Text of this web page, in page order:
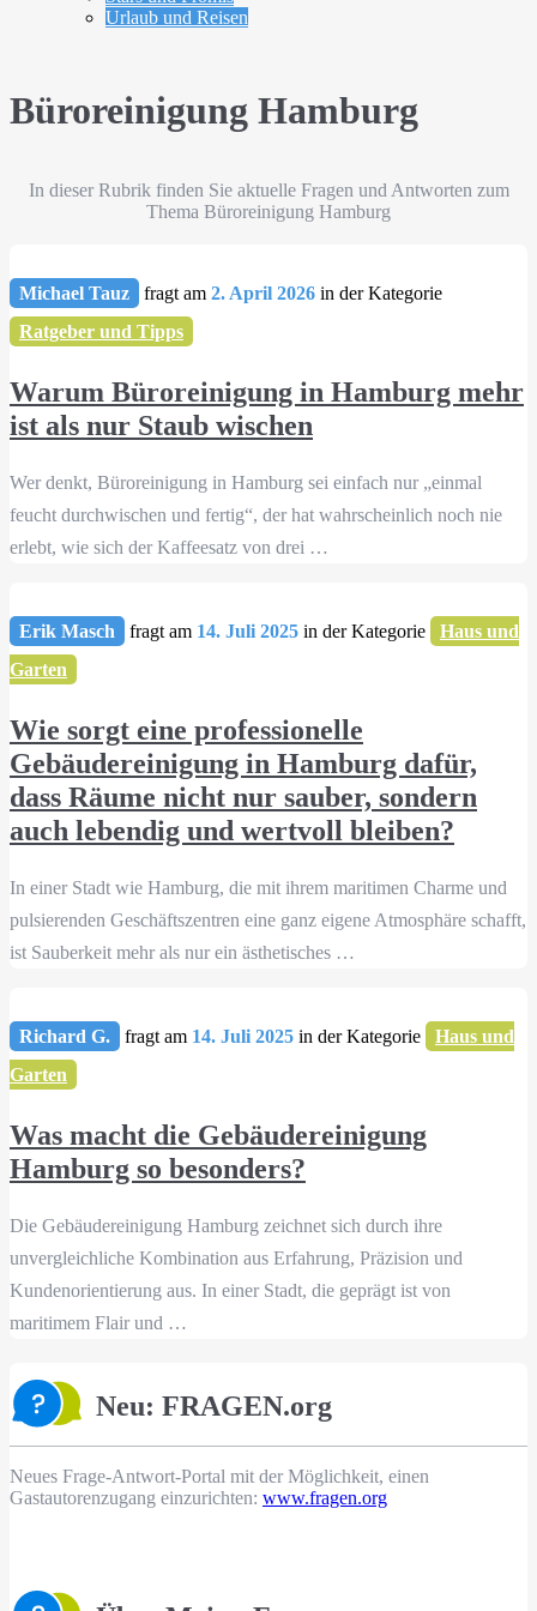
Urlaub und Reisen
Büroreinigung Hamburg
In dieser Rubrik finden Sie aktuelle Fragen und Antworten zum
Thema Büroreinigung Hamburg
Michael Tauz fragt am 2. April 2026 in der Kategorie
Ratgeber und Tipps
Warum Büroreinigung in Hamburg mehr
ist als nur Staub wischen
Wer denkt, Büroreinigung in Hamburg sei einfach nur „einmal
feucht durchwischen und fertig“, der hat wahrscheinlich noch nie
erlebt, wie sich der Kaffeesatz von drei …
Erik Masch fragt am 14. Juli 2025 in der Kategorie
Haus und
Garten
Wie sorgt eine professionelle
Gebäudereinigung in Hamburg dafür,
dass Räume nicht nur sauber, sondern
auch lebendig und wertvoll bleiben?
In einer Stadt wie Hamburg, die mit ihrem maritimen Charme und
pulsierenden Geschäftszentren eine ganz eigene Atmosphäre schafft,
ist Sauberkeit mehr als nur ein ästhetisches …
Richard G. fragt am 14. Juli 2025 in der Kategorie
Haus und
Garten
Was macht die Gebäudereinigung
Hamburg so besonders?
Die Gebäudereinigung Hamburg zeichnet sich durch ihre
unvergleichliche Kombination aus Erfahrung, Präzision und
Kundenorientierung aus. In einer Stadt, die geprägt ist von
maritimem Flair und …
Neu: FRAGEN.org
Neues Frage-Antwort-Portal mit der Möglichkeit, einen
Gastautorenzugang einzurichten: www.fragen.org